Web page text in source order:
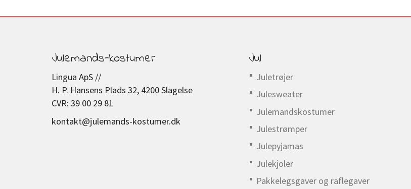
Julemands-kostumer
Lingua ApS //
H. P. Hansens Plads 32, 4200 Slagelse
CVR: 39 00 29 81
kontakt@julemands-kostumer.dk
Jul
Juletrøjer
Julesweater
Julemandskostumer
Julestrømper
Julepyjamas
Julekjoler
Pakkelegsgaver og raflegaver